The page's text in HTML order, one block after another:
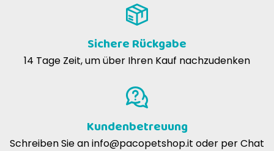
Sichere Rückgabe
14 Tage Zeit, um über Ihren Kauf nachzudenken
Kundenbetreuung
Schreiben Sie aninfo@pacopetshop.it oder per Chat